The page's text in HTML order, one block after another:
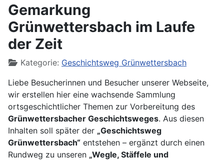
Gemarkung
Grünwettersbach im Laufe
der Zeit
DetailsKategorie: Geschichtsweg Grünwettersbach
Liebe Besucherinnen und Besucher unserer Webseite,
wir erstellen hier eine wachsende Sammlung
ortsgeschichtlicher Themen zur Vorbereitung des
Grünwettersbacher Geschichtsweges. Aus diesen
Inhalten soll später der „Geschichtsweg
Grünwettersbach“ entstehen – ergänzt durch einen
Rundweg zu unseren „Wegle, Stäffele und